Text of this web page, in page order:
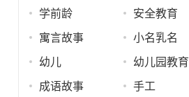
学前龄 安全教育
寓言故事 小名乳名
幼儿 幼儿园教育
成语故事 手工